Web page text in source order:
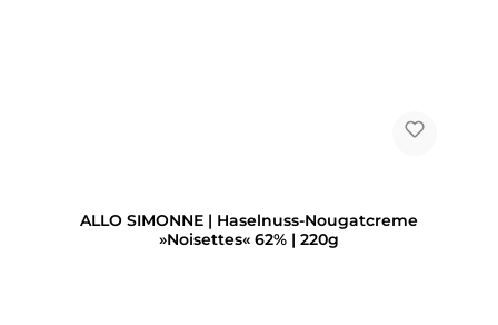
ALLO SIMONNE | Haselnuss-Nougatcreme
»Noisettes« 62% | 220g